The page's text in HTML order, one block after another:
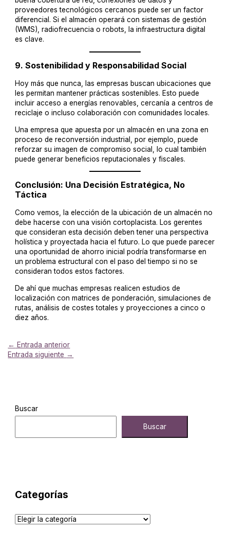
proveedores tecnológicos cercanos puede ser un factor
diferencial. Si el almacén operará con sistemas de gestión
(WMS), radiofrecuencia o robots, la infraestructura digital
es clave.
9.Sostenibilidad y Responsabilidad Social
Hoy más que nunca, las empresas buscan ubicaciones que
les permitan mantener prácticas sostenibles. Esto puede
incluir acceso a energías renovables, cercanía a centros de
reciclaje o incluso colaboración con comunidades locales.
Una empresa que apuesta por un almacén en una zona en
proceso de reconversión industrial, por ejemplo, puede
reforzar su imagen de compromiso social, lo cual también
puede generar beneficios reputacionales y fiscales.
Conclusión: Una Decisión Estratégica, No
Táctica
Como vemos, la elección de la ubicación de un almacén no
debe hacerse con una visión cortoplacista. Los gerentes
que consideran esta decisión deben tener una perspectiva
holística y proyectada hacia el futuro. Lo que puede parecer
una oportunidad de ahorro inicial podría transformarse en
un problema estructural con el paso del tiempo si no se
consideran todos estos factores.
De ahí que muchas empresas realicen estudios de
localización con matrices de ponderación, simulaciones de
rutas, análisis de costes totales y proyecciones a cinco o
diez años.
← Entrada anterior
Entrada siguiente →
Buscar
Buscar
Categorías